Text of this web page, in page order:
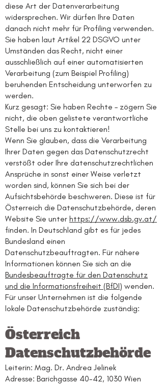
diese Art der Datenverarbeitung
widersprechen. Wir dürfen Ihre Daten
danach nicht mehr für Profiling verwenden.
Sie haben laut Artikel 22 DSGVO unter
Umständen das Recht, nicht einer
ausschließlich auf einer automatisierten
Verarbeitung (zum Beispiel Profiling)
beruhenden Entscheidung unterworfen zu
werden.
Kurz gesagt: Sie haben Rechte – zögern Sie
nicht, die oben gelistete verantwortliche
Stelle bei uns zu kontaktieren!
Wenn Sie glauben, dass die Verarbeitung
Ihrer Daten gegen das Datenschutzrecht
verstößt oder Ihre datenschutzrechtlichen
Ansprüche in sonst einer Weise verletzt
worden sind, können Sie sich bei der
Aufsichtsbehörde beschweren. Diese ist für
Österreich die Datenschutzbehörde, deren
Website Sie unter https://www.dsb.gv.at/
finden. In Deutschland gibt es für jedes
Bundesland einen
Datenschutzbeauftragten. Für nähere
Informationen können Sie sich an die
Bundesbeauftragte für den Datenschutz
und die Informationsfreiheit (BfDI) wenden.
Für unser Unternehmen ist die folgende
lokale Datenschutzbehörde zuständig:
Österreich
Datenschutzbehörde
Leiterin: Mag. Dr. Andrea Jelinek
Adresse: Barichgasse 40-42, 1030 Wien